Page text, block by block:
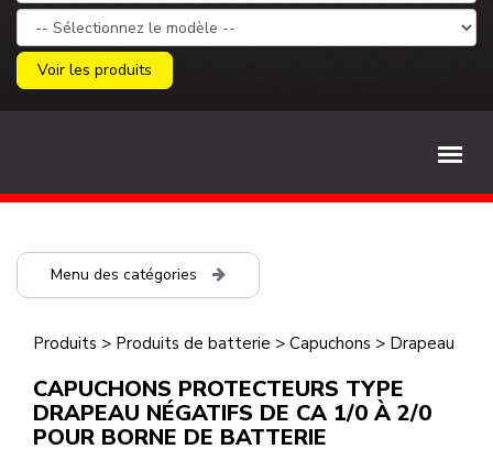
Voir les produits
Menu des catégories
Produits > Produits de batterie > Capuchons > Drapeau
CAPUCHONS PROTECTEURS TYPE
DRAPEAU NÉGATIFS DE CA 1/0 À 2/0
POUR BORNE DE BATTERIE